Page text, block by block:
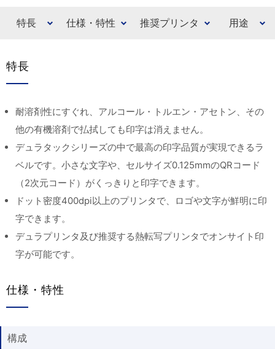
特長 仕様・特性 推奨プリンタ 用途
特長
耐溶剤性にすぐれ、アルコール・トルエン・アセトン、その
他の有機溶剤で払拭しても印字は消えません。
デュラタックシリーズの中で最高の印字品質が実現できるラ
ベルです。小さな文字や、セルサイズ0.125mmのQRコード
（2次元コード）がくっきりと印字できます。
ドット密度400dpi以上のプリンタで、ロゴや文字が鮮明に印
字できます。
デュラプリンタ及び推奨する熱転写プリンタでオンサイト印
字が可能です。
仕様・特性
構成